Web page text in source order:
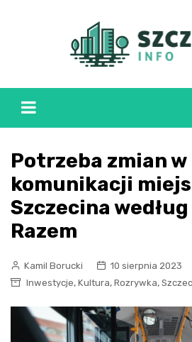
Potrzeba zmian w
komunikacji
Szczecina
Razem
Kamil Borucki
10 sierpnia 2023
Inwestycje, Kultura, Rozrywka,